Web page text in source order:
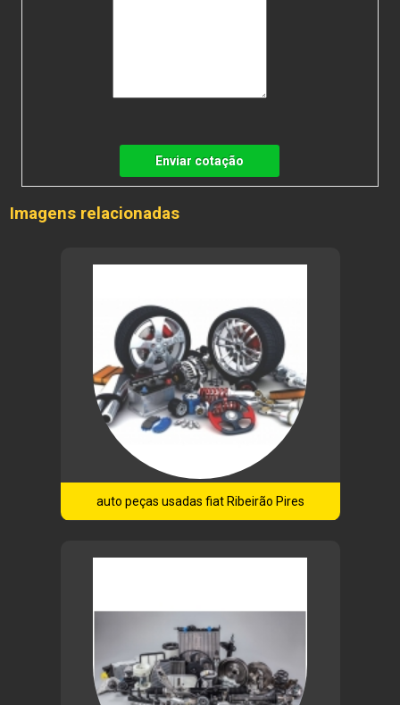
Enviar cotação
Imagens relacionadas
auto peças usadas fiat Ribeirão Pires